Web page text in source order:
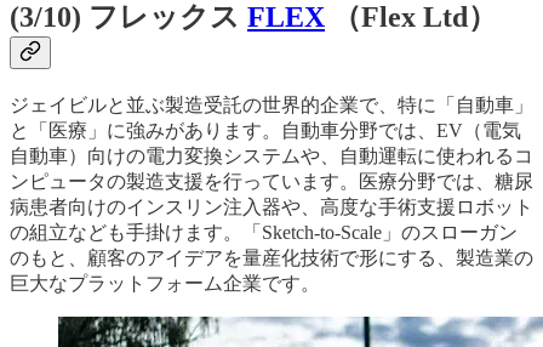
(3/10) フレックス FLEX （Flex Ltd）
ジェイビルと並ぶ製造受託の世界的企業で、特に「自動車」
と「医療」に強みがあります。自動車分野では、EV（電気
自動車）向けの電力変換システムや、自動運転に使われるコ
ンピュータの製造支援を行っています。医療分野では、糖尿
病患者向けのインスリン注入器や、高度な手術支援ロボット
の組立なども手掛けます。「Sketch-to-Scale」のスローガン
のもと、顧客のアイデアを量産化技術で形にする、製造業の
巨大なプラットフォーム企業です。